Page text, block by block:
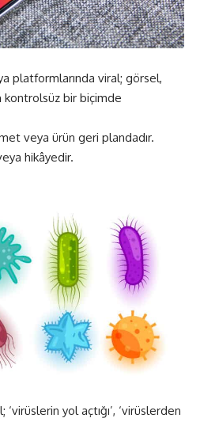
platformlarında viral; görsel,
kontrolsüz bir biçimde
veya ürün geri plandadır.
hikâyedir.
yol açtığı’, ‘virüslerden